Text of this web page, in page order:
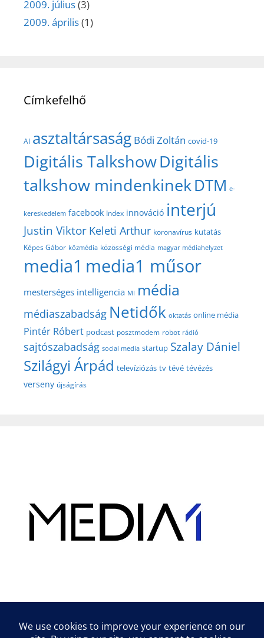
2009. július(3)
2009. április(1)
Címkefelhő
AI asztaltársaság Bódi Zoltán covid-19
Digitális TalkshowDigitális
talkshow mindenkinekDTM e-
kereskedelem facebook Index innováció interjú
Justin Viktor Keleti Arthur koronavírus kutatás
Képes Gábor közmédia közösségi média magyar médiahelyzet
media1 media1 műsor
mesterséges intelligencia MI média
médiaszabadság Netidők oktatás online média
Pintér Róbert podcast posztmodem robot rádió
sajtószabadság social media startup Szalay Dániel
Szilágyi Árpád televíziózás tv tévé tévézés
verseny újságírás